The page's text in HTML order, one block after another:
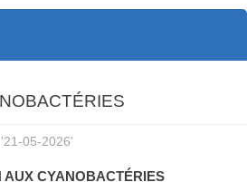
'21-05-2026'
AUX CYANOBACTÉRIES